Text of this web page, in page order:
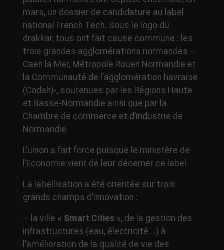
mars, un dossier de candidature au label
national French Tech. Sous le logo du
drakkar, tous ont fait cause commune : les
trois grandes agglomérations normandes –
Caen la Mer, Métropole Rouen Normandie et
la Communauté de l’agglomération havraise
(Codah)-, soutenues par les Régions Haute
et Basse-Normandie ainsi que par la
Chambre de commerce et d’industrie de
Normandie.
L’union a fait force puisque le ministère de
l’Economie vient de leur décerner ce label.
La labellisation a été orientée sur trois
grands champs d’innovation :
– la ville « Smart Cities », de la gestion des
infrastructures (eau, électricité …) à
l’amélioration de la qualité de vie des